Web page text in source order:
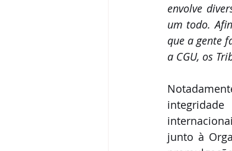
envolve
um todo.
que a gente
a CGU, os
junto à